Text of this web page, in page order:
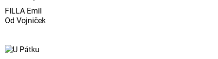
FILLA Emil
Od Vojniček